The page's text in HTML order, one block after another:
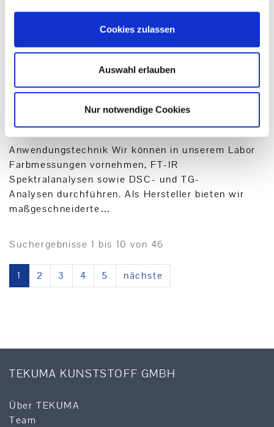
Cookies zulassen
Auswahl erlauben
Nur notwendige Cookies
Allgemeine Verkaufs- und Lieferbedingungen
Geltungsbereich (1) Diese Geschäftsbedingungen
gelten gegen über…
Anwendungstechniken für die
Kunststoff-Prüfung
Anwendungstechnik Wir können in unserem Labor
Farbmessungen vornehmen, FT-IR
Spektralanalysen sowie DSC- und TG-
Analysen durchführen. Als Hersteller bieten wir
maßgeschneiderte…
Suchergebnisse 1 bis 10 von 46
1 2 3 4 5 nächste
TEKUMA KUNSTSTOFF GMBH
Über TEKUMA
Team